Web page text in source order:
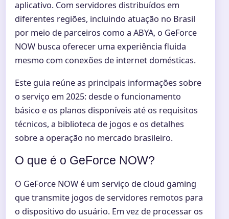
aplicativo. Com servidores distribuídos em
diferentes regiões, incluindo atuação no Brasil
por meio de parceiros como a ABYA, o GeForce
NOW busca oferecer uma experiência fluida
mesmo com conexões de internet domésticas.
Este guia reúne as principais informações sobre
o serviço em 2025: desde o funcionamento
básico e os planos disponíveis até os requisitos
técnicos, a biblioteca de jogos e os detalhes
sobre a operação no mercado brasileiro.
O que é o GeForce NOW?
O GeForce NOW é um serviço de cloud gaming
que transmite jogos de servidores remotos para
o dispositivo do usuário. Em vez de processar os